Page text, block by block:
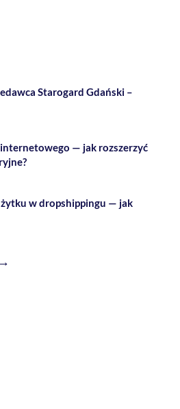
Starogard Gdański –
— jak rozszerzyć
w dropshippingu — jak
→